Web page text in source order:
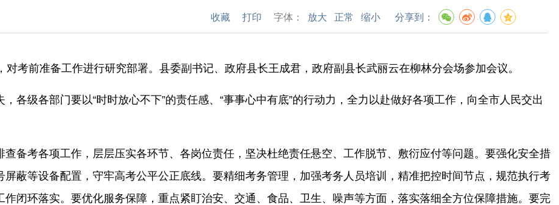
收藏 打印 字体： 放大 正常 缩小 分享到：
，对考前准备工作进行研究部署。 县委副书记、政府县长王成君，政府副县长武丽云在柳林分会场参加会议。
，各级各部门要以“时时放心不下”的责任感、 “事事心中有底”的行动力，全力以赴做好各项工作，向全市人民交出
备考各项工作，层层压实各环节、各岗位责任，坚决杜绝责任悬空、工作脱节、敷衍应付等问题。要强化安全措
蔽等设备配置，守牢高考公平公正底线。要精细考务管理，加强考务人员培训，精准把控时间节点，规范执行考
闭环落实。要优化服务保障，重点紧盯治安、交通、食品、卫生、噪声等方面，落实落细全方位保障措施。要完